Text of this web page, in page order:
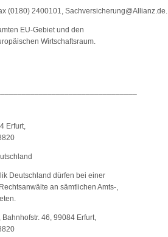
(0180) 2400101, Sachversicherung@Allianz.de.
EU-Gebiet und den
Wirtschaftsraum.
Erfurt,
Deutschland dürfen bei einer
an sämtlichen Amts-,
46, 99084 Erfurt,